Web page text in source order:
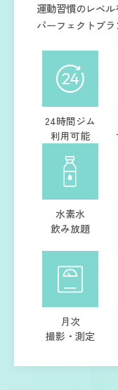
運動習慣のレベ
パーフェクトプラ
24時間ジム
利用可能
水素水
飲み放題
月次
撮影・測定